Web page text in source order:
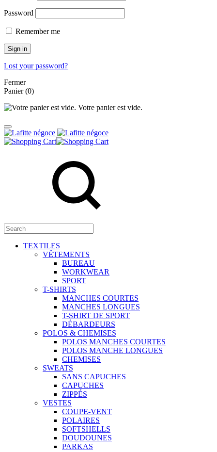
Password
Remember me
Sign in
Lost your password?
Fermer
Panier(0)
Votre panier est vide.
TEXTILES
VÊTEMENTS
BUREAU
WORKWEAR
SPORT
T-SHIRTS
MANCHES COURTES
MANCHES LONGUES
T-SHIRT DE SPORT
DÉBARDEURS
POLOS & CHEMISES
POLOS MANCHES COURTES
POLOS MANCHE LONGUES
CHEMISES
SWEATS
SANS CAPUCHES
CAPUCHES
ZIPPÉS
VESTES
COUPE-VENT
POLAIRES
SOFTSHELLS
DOUDOUNES
PARKAS